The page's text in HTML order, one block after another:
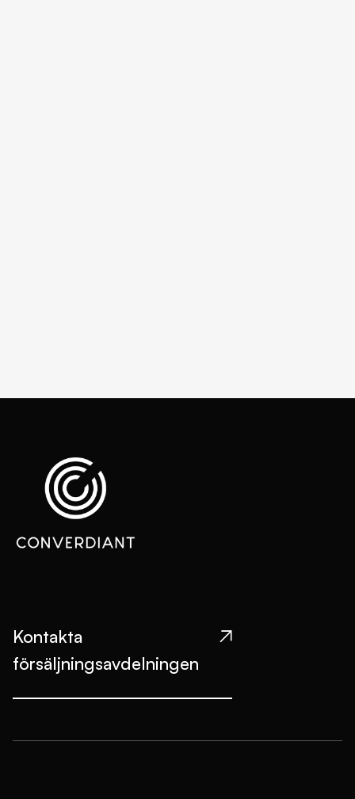
Kontakta
försäljningsavdelningen
